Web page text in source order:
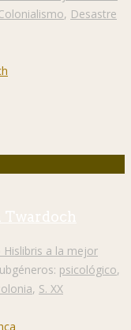
, Desastre
Twardoch
Hislibris a la mejor
psicológico,
, S. XX